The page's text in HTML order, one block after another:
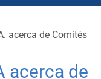
acerca de